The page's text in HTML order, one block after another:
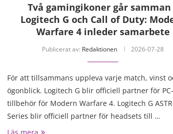
Två gamingikoner går samman
Logitech G och Call of Duty:
Warfare 4 inleder samarbete
Publicerat av: Redaktionen 2026-07-28
För att tillsammans uppleva varje match, vinst
ögonblick. Logitech G blir officiell partner för PC-
tillbehör för Modern Warfare 4. Logitech G
Series blir officiell partner för headsets till …